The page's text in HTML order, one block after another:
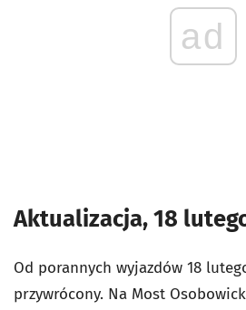
ad
Aktualizacja, 18
Od porannych wyjazdów 18
przywrócony. Na Most